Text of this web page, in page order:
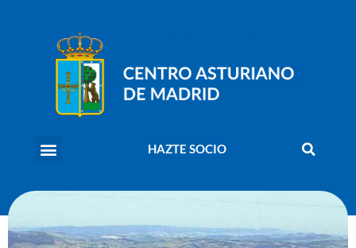
HAZTE SOCIO